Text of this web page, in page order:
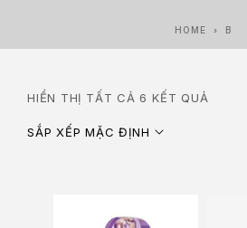
HOME B
HIỂN THỊ TẤT CẢ 6 KẾT QUẢ
SẮP XẾP MẶC ĐỊNH